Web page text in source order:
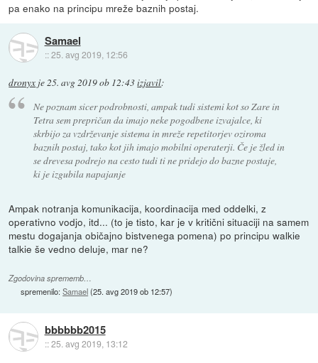
pa enako na principu mreže baznih postaj.
Samael
::25. avg 2019, 12:56
dronyx je25. avg 2019 ob 12:43izjavil:
Ne poznam sicer podrobnosti, ampak tudi sistemi kot so Zare in
Tetra sem prepričan da imajo neke pogodbene izvajalce, ki
skrbijo za vzdrževanje sistema in mreže repetitorjev oziroma
baznih postaj, tako kot jih imajo mobilni operaterji. Če je žled in
se drevesa podrejo na cesto tudi ti ne pridejo do bazne postaje,
ki je izgubila napajanje
Ampak notranja komunikacija, koordinacija med oddelki, z
operativno vodjo, itd... (to je tisto, kar je v kritični situaciji na samem
mestu dogajanja običajno bistvenega pomena) po principu walkie
talkie še vedno deluje, mar ne?
Zgodovina sprememb…
spremenilo:Samael(25. avg 2019 ob 12:57)
bbbbbb2015
::25. avg 2019, 13:12